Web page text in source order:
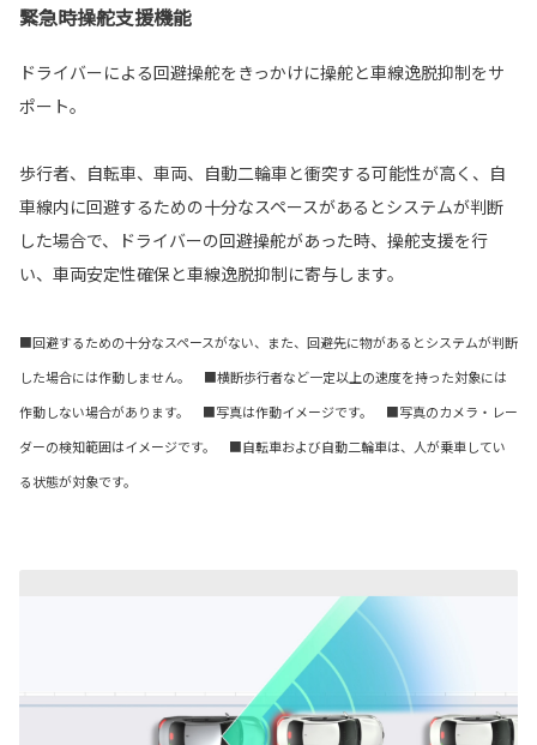
緊急時操舵支援機能
ドライバーによる回避操舵をきっかけに操舵と車線逸脱抑制をサ
ポート。
歩行者、自転車、車両、自動二輪車と衝突する可能性が高く、自
車線内に回避するための十分なスペースがあるとシステムが判断
した場合で、ドライバーの回避操舵があった時、操舵支援を行
い、車両安定性確保と車線逸脱抑制に寄与します。
■回避するための十分なスペースがない、また、回避先に物があるとシステムが判断
した場合には作動しません。 ■横断歩行者など一定以上の速度を持った対象には
作動しない場合があります。 ■写真は作動イメージです。 ■写真のカメラ・レー
ダーの検知範囲はイメージです。 ■自転車および自動二輪車は、人が乗車してい
る状態が対象です。